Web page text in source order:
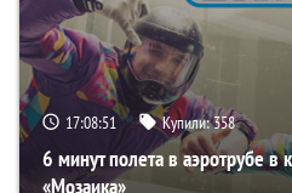
17:08:50 Купили:358
6 минут полета в аэротрубе в
«Мозаика»